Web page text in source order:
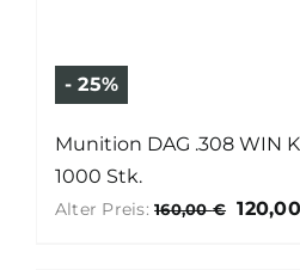
- 25%
Munition DAG .308 WIN
1000 Stk.
Alter Preis: 160,00€ 120,00